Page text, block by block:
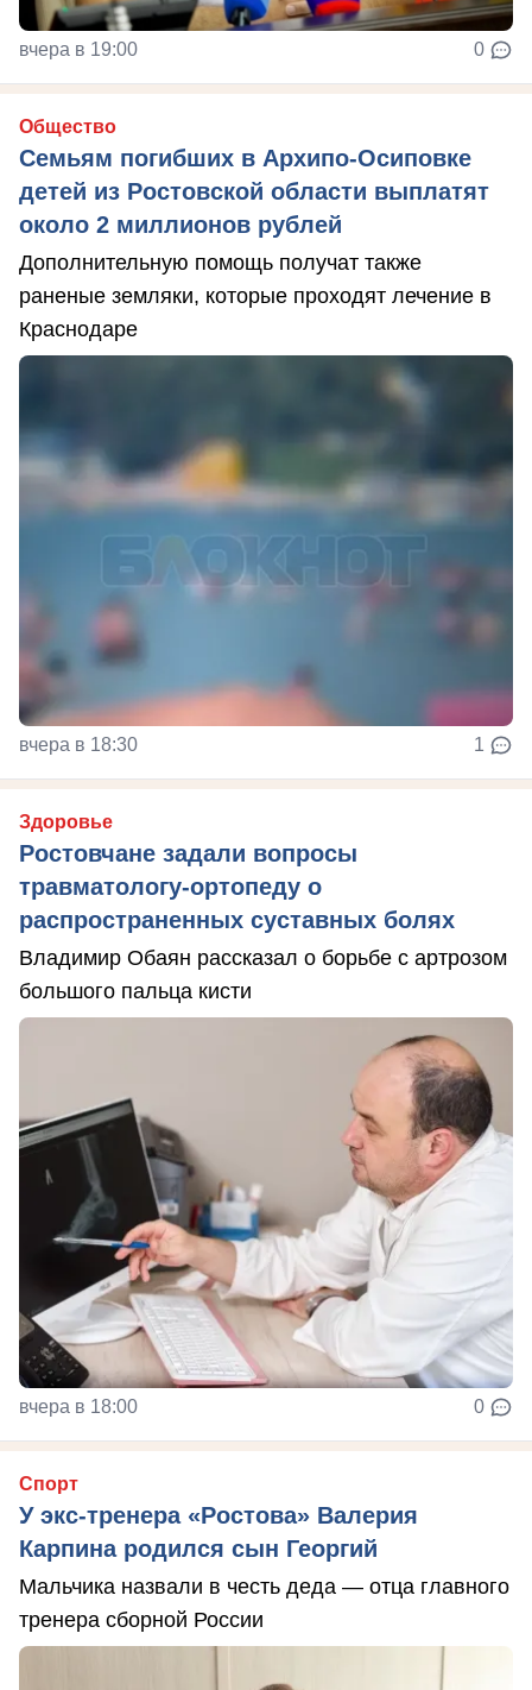
вчера в 19:00 0
Общество
Семьям погибших в Архипо-Осиповке
детей из Ростовской области выплатят
около 2 миллионов рублей
Дополнительную помощь получат также
раненые земляки, которые проходят лечение в
Краснодаре
вчера в 18:30 1
Здоровье
Ростовчане задали вопросы
травматологу-ортопеду о
распространенных суставных болях
Владимир Обаян рассказал о борьбе с артрозом
большого пальца кисти
вчера в 18:00 0
Спорт
У экс-тренера «Ростова» Валерия
Карпина родился сын Георгий
Мальчика назвали в честь деда — отца главного
тренера сборной России